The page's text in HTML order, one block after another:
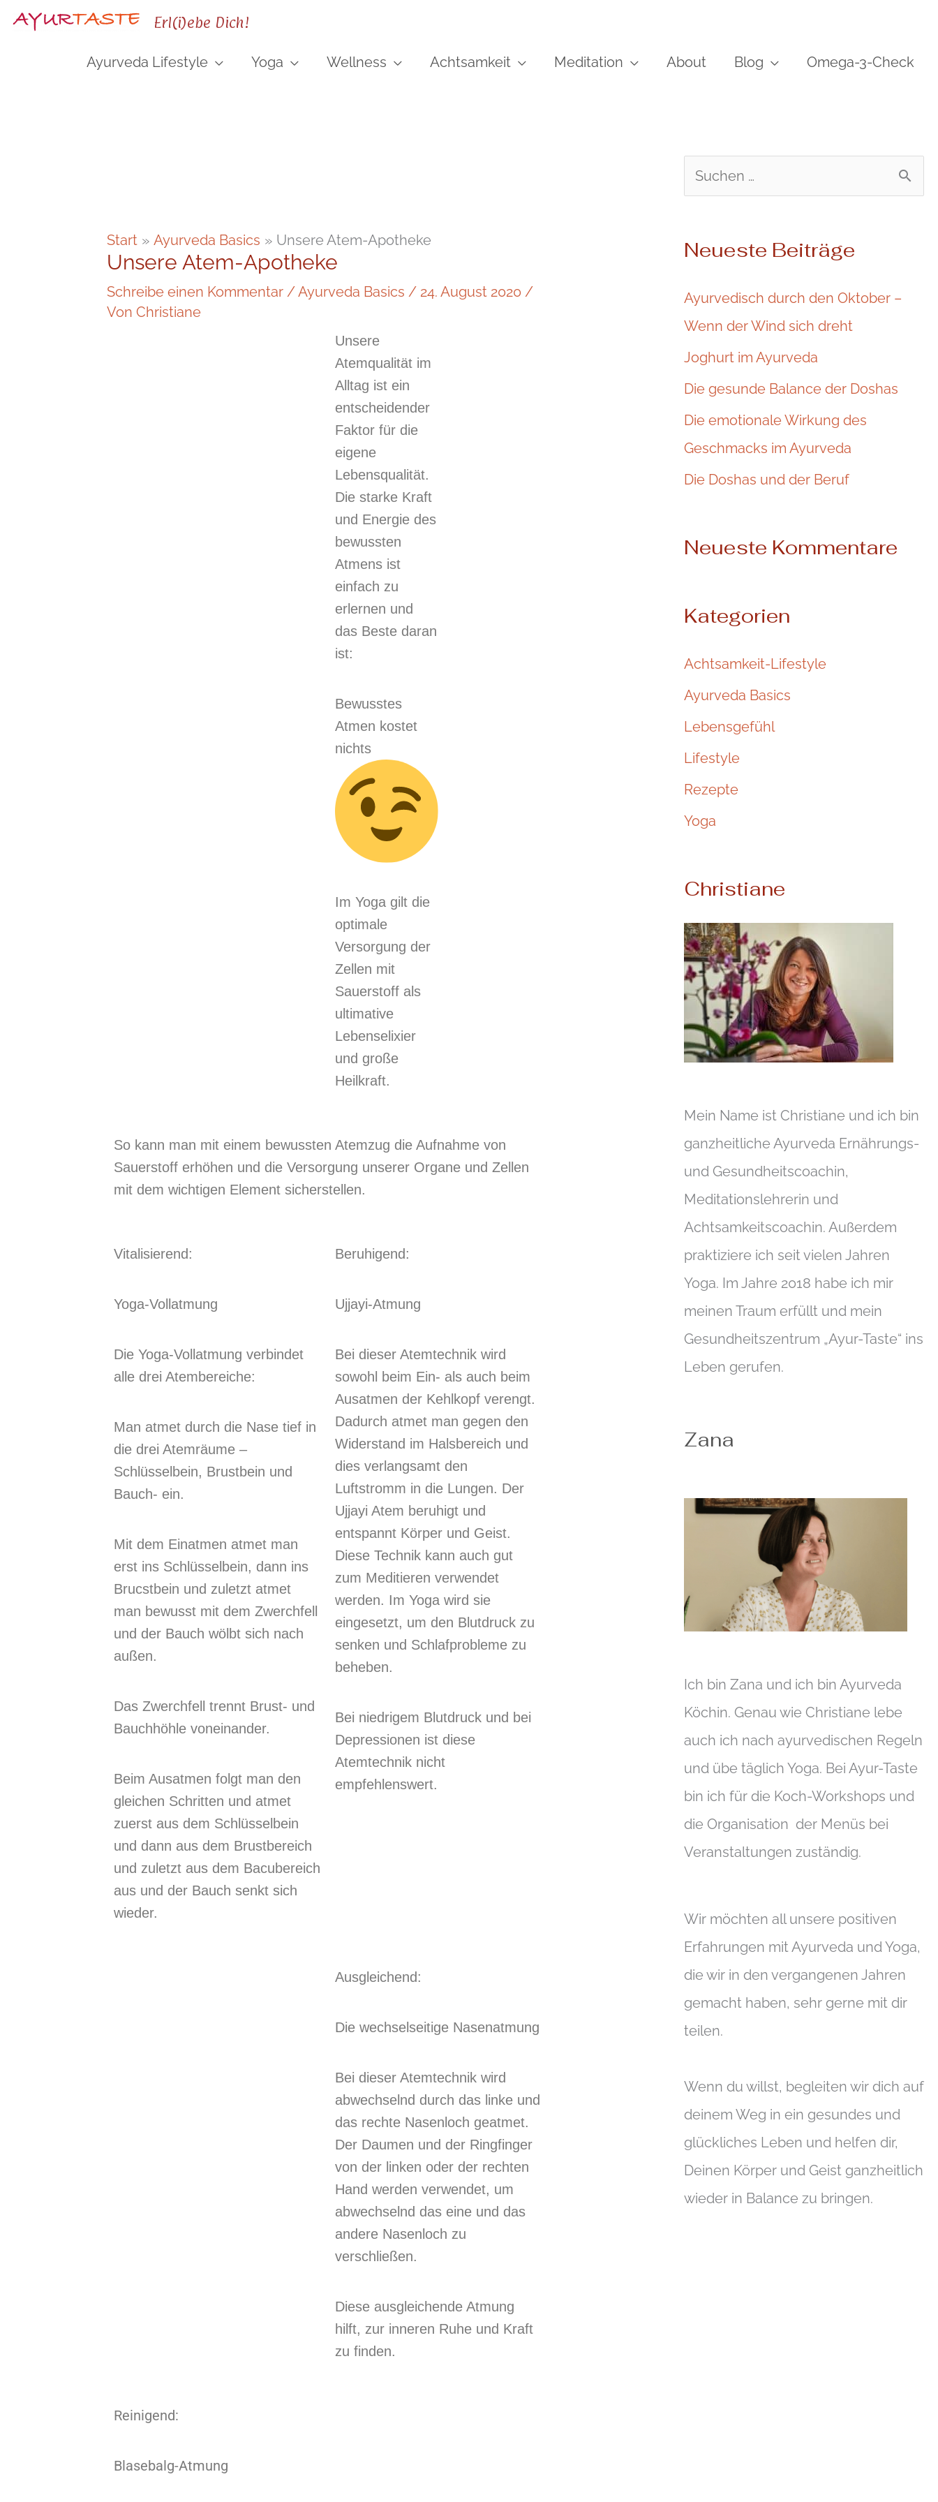
Zum
Inhalt
Erl(i)ebe Dich!
Ayurveda Lifestyle Yoga Wellness Achtsamkeit Meditation About Blog Omega-3-Check
Start Ayurveda Basics Unsere Atem-Apotheke
Unsere Atem-Apotheke
Schreibe einen Kommentar /Ayurveda Basics / 24. August 2020 /
VonChristiane
Unsere
Atemqualität im
Alltag ist ein
entscheidender
Faktor für die
eigene
Lebensqualität.
Die starke Kraft
und Energie des
bewussten
Atmens ist
einfach zu
erlernen und
das Beste daran
ist:
Bewusstes
Atmen kostet
nichts
Im Yoga gilt die
optimale
Versorgung der
Zellen mit
Sauerstoff als
ultimative
Lebenselixier
und große
Heilkraft.
So kann man mit einem bewussten Atemzug die Aufnahme von
Sauerstoff erhöhen und die Versorgung unserer Organe und Zellen
mit dem wichtigen Element sicherstellen.
Vitalisierend:
Yoga-Vollatmung
Die Yoga-Vollatmung verbindet
alle drei Atembereiche:
Man atmet durch die Nase tief in
die drei Atemräume –
Schlüsselbein, Brustbein und
Bauch- ein.
Mit dem Einatmen atmet man
erst ins Schlüsselbein, dann ins
Brucstbein und zuletzt atmet
man bewusst mit dem Zwerchfell
und der Bauch wölbt sich nach
außen.
Das Zwerchfell trennt Brust- und
Bauchhöhle voneinander.
Beim Ausatmen folgt man den
gleichen Schritten und atmet
zuerst aus dem Schlüsselbein
und dann aus dem Brustbereich
und zuletzt aus dem Bacubereich
aus und der Bauch senkt sich
wieder.
Beruhigend:
Ujjayi-Atmung
Bei dieser Atemtechnik wird
sowohl beim Ein- als auch beim
Ausatmen der Kehlkopf verengt.
Dadurch atmet man gegen den
Widerstand im Halsbereich und
dies verlangsamt den
Luftstromm in die Lungen. Der
Ujjayi Atem beruhigt und
entspannt Körper und Geist.
Diese Technik kann auch gut
zum Meditieren verwendet
werden. Im Yoga wird sie
eingesetzt, um den Blutdruck zu
senken und Schlafprobleme zu
beheben.
Bei niedrigem Blutdruck und bei
Depressionen ist diese
Atemtechnik nicht
empfehlenswert.
Ausgleichend:
Die wechselseitige Nasenatmung
Bei dieser Atemtechnik wird
abwechselnd durch das linke und
das rechte Nasenloch geatmet.
Der Daumen und der Ringfinger
von der linken oder der rechten
Hand werden verwendet, um
abwechselnd das eine und das
andere Nasenloch zu
verschließen.
Diese ausgleichende Atmung
hilft, zur inneren Ruhe und Kraft
zu finden.
Reinigend:
Blasebalg-Atmung
e
n
n
Neueste Beiträge
Ayurvedisch durch den Oktober –
Wenn der Wind sich dreht
Joghurt im Ayurveda
Die gesunde Balance der Doshas
Die emotionale Wirkung des
Geschmacks im Ayurveda
Die Doshas und der Beruf
Neueste Kommentare
Kategorien
Achtsamkeit-Lifestyle
Ayurveda Basics
Lebensgefühl
Lifestyle
Rezepte
Yoga
Christiane
Mein Name ist Christiane und ich bin
ganzheitliche Ayurveda Ernährungs-
und Gesundheitscoachin,
Meditationslehrerin und
Achtsamkeitscoachin. Außerdem
praktiziere ich seit vielen Jahren
Yoga. Im Jahre 2018 habe ich mir
meinen Traum erfüllt und mein
Gesundheitszentrum „Ayur-Taste“ ins
Leben gerufen.
Zana
Ich bin Zana und ich bin Ayurveda
Köchin. Genau wie Christiane lebe
auch ich nach ayurvedischen Regeln
und übe täglich Yoga. Bei Ayur-Taste
bin ich für die Koch-Workshops und
die Organisation der Menüs bei
Veranstaltungen zuständig.
Wir möchten all unsere positiven
Erfahrungen mit Ayurveda und Yoga,
die wir in den vergangenen Jahren
gemacht haben, sehr gerne mit dir
teilen.
Wenn du willst, begleiten wir dich auf
deinem Weg in ein gesundes und
glückliches Leben und helfen dir,
Deinen Körper und Geist ganzheitlich
wieder in Balance zu bringen.